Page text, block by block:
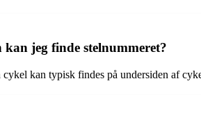
jeg finde stelnummeret?
cykel kan typisk findes på undersiden af